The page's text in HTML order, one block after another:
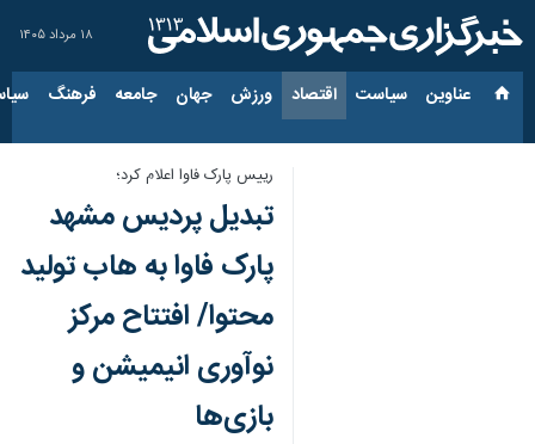
۱۸ مرداد ۱۴۰۵
عناوین‌ سیاست اقتصاد ورزش جهان جامعه فرهنگ
رییس پارک فاوا اعلام کرد؛
تبدیل پردیس مشهد
پارک فاوا به هاب تولید
محتوا/ افتتاح مرکز
نوآوری انیمیشن و
بازی‌ها